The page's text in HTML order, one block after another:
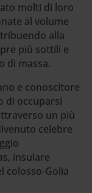
molti di loro
al volume
alla
più sottili e
di massa.
e conoscitore
di occuparsi
un più
celebre
insulare
colosso-Golia